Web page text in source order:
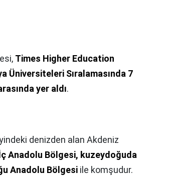
Times Higher Education
Üniversiteleri Sıralamasında 7
yer aldı.
denizden alan Akdeniz
Anadolu Bölgesi, kuzeydoğuda
Anadolu Bölgesi ile komşudur.